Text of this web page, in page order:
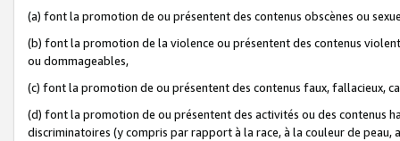
(a) font la promotion de ou présentent des contenus obscènes ou
(b) font la promotion de la violence ou présentent des contenus
ou dommageables,
(c) font la promotion de ou présentent des contenus faux, fallacieux,
(d) font la promotion de ou présentent des activités ou des contenus
discriminatoires (y compris par rapport à la race, à la couleur de